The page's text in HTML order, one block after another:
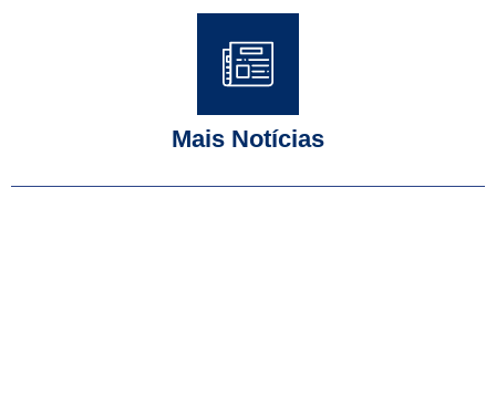
Mais Notícias